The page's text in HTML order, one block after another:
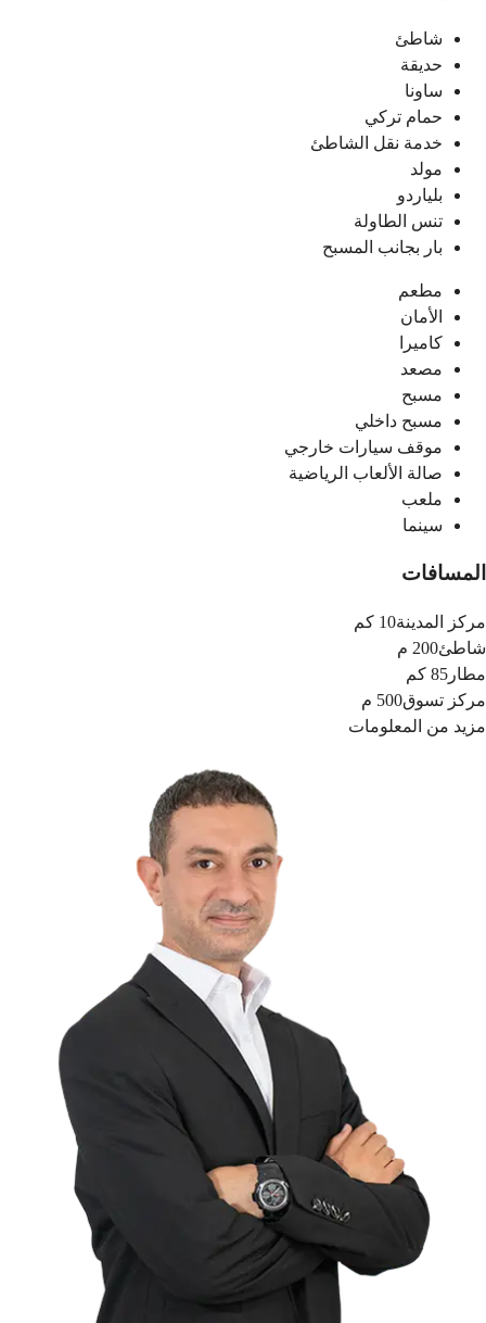
شاطئ
حديقة
ساونا
حمام تركي
خدمة نقل الشاطئ
مولد
بلياردو
تنس الطاولة
بار بجانب المسبح
مطعم
الأمان
كاميرا
مصعد
مسبح
مسبح داخلي
موقف سيارات خارجي
صالة الألعاب الرياضية
ملعب
سينما
المسافات
مركز المدينة10 كم
شاطئ200 م
مطار 85 كم
مركز تسوق500 م
مزيد من المعلومات